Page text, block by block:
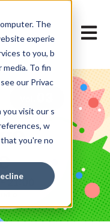
The
experie
to you, b
To fin
our Privac
visit our s
w
you're no
メイ